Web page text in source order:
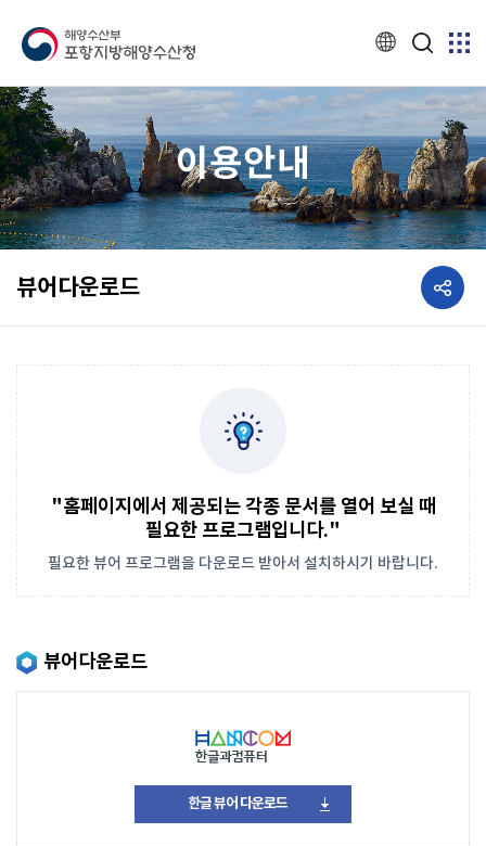
이용안내
뷰어다운로드 공유하기
"홈페이지에서 제공되는 각종 문서를 열어 보실 때
필요한 프로그램입니다."
필요한 뷰어 프로그램을 다운로드 받아서 설치하시기 바랍니다.
뷰어다운로드
한글 뷰어 다운로드